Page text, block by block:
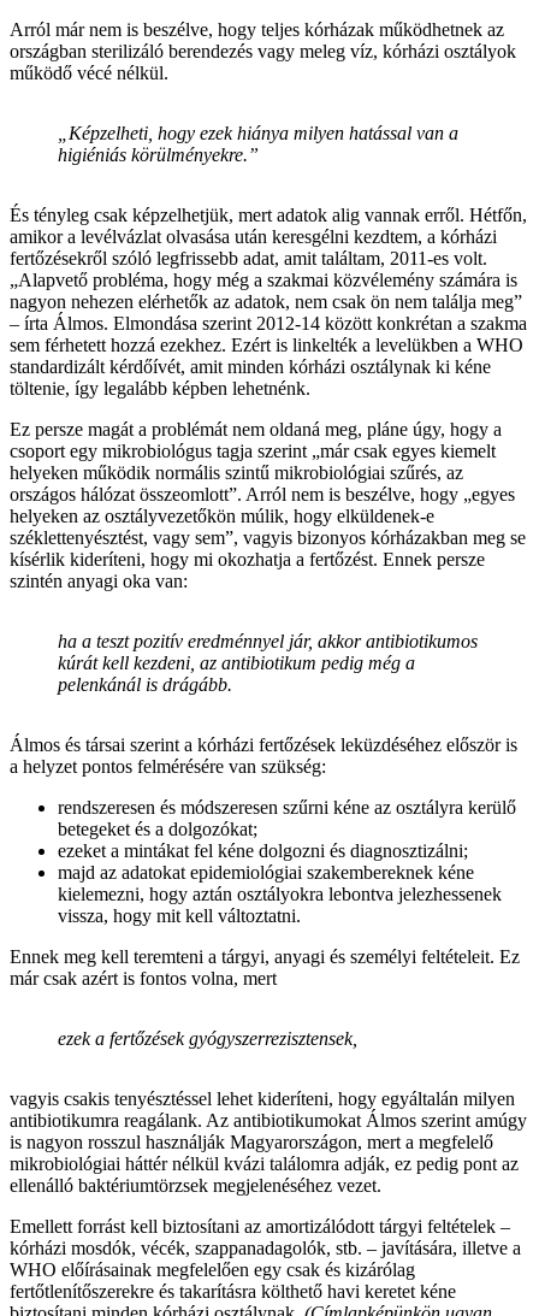
Arról már nem is beszélve, hogy teljes kórházak működhetnek az
országban sterilizáló berendezés vagy meleg víz, kórházi osztályok
működő vécé nélkül.
„Képzelheti, hogy ezek hiánya milyen hatással van a
higiéniás körülményekre.”
És tényleg csak képzelhetjük, mert adatok alig vannak erről. Hétfőn,
amikor a levélvázlat olvasása után keresgélni kezdtem, a kórházi
fertőzésekről szóló legfrissebb adat, amit találtam, 2011-es volt.
„Alapvető probléma, hogy még a szakmai közvélemény számára is
nagyon nehezen elérhetők az adatok, nem csak ön nem találja meg”
– írta Álmos. Elmondása szerint 2012-14 között konkrétan a szakma
sem férhetett hozzá ezekhez. Ezért is linkelték a levelükben a WHO
standardizált kérdőívét, amit minden kórházi osztálynak ki kéne
töltenie, így legalább képben lehetnénk.
Ez persze magát a problémát nem oldaná meg, pláne úgy, hogy a
csoport egy mikrobiológus tagja szerint „már csak egyes kiemelt
helyeken működik normális szintű mikrobiológiai szűrés, az
országos hálózat összeomlott”. Arról nem is beszélve, hogy „egyes
helyeken az osztályvezetőkön múlik, hogy elküldenek-e
széklettenyésztést, vagy sem”, vagyis bizonyos kórházakban meg se
kísérlik kideríteni, hogy mi okozhatja a fertőzést. Ennek persze
szintén anyagi oka van:
ha a teszt pozitív eredménnyel jár, akkor antibiotikumos
kúrát kell kezdeni, az antibiotikum pedig még a
pelenkánál is drágább.
Álmos és társai szerint a kórházi fertőzések leküzdéséhez először is
a helyzet pontos felmérésére van szükség:
rendszeresen és módszeresen szűrni kéne az osztályra kerülő
betegeket és a dolgozókat;
ezeket a mintákat fel kéne dolgozni és diagnosztizálni;
majd az adatokat epidemiológiai szakembereknek kéne
kielemezni, hogy aztán osztályokra lebontva jelezhessenek
vissza, hogy mit kell változtatni.
Ennek meg kell teremteni a tárgyi, anyagi és személyi feltételeit. Ez
már csak azért is fontos volna, mert
ezek a fertőzések gyógyszerrezisztensek,
vagyis csakis tenyésztéssel lehet kideríteni, hogy egyáltalán milyen
antibiotikumra reagálank. Az antibiotikumokat Álmos szerint amúgy
is nagyon rosszul használják Magyarországon, mert a megfelelő
mikrobiológiai háttér nélkül kvázi találomra adják, ez pedig pont az
ellenálló baktériumtörzsek megjelenéséhez vezet.
Emellett forrást kell biztosítani az amortizálódott tárgyi feltételek –
kórházi mosdók, vécék, szappanadagolók, stb. – javítására, illetve a
WHO előírásainak megfelelően egy csak és kizárólag
fertőtlenítőszerekre és takarításra költhető havi keretet kéne